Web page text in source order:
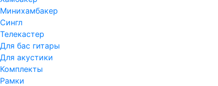
Минихамбакер
Сингл
Телекастер
Для бас гитары
Для акустики
Комплекты
Рамки